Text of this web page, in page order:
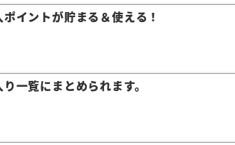
イントが貯まる＆使える！
一覧にまとめられます。